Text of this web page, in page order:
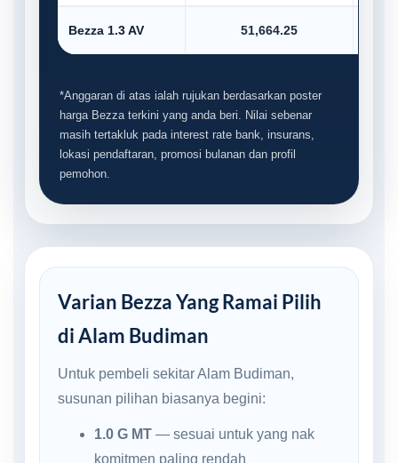
Bezza 1.3 AV 51,664.25
*Anggaran di atas ialah rujukan berdasarkan poster
harga Bezza terkini yang anda beri. Nilai sebenar
masih tertakluk pada interest rate bank, insurans,
lokasi pendaftaran, promosi bulanan dan profil
pemohon.
Varian Bezza Yang Ramai Pilih
di Alam Budiman
Untuk pembeli sekitar Alam Budiman,
susunan pilihan biasanya begini:
1.0 G MT— sesuai untuk yang nak
komitmen paling rendah